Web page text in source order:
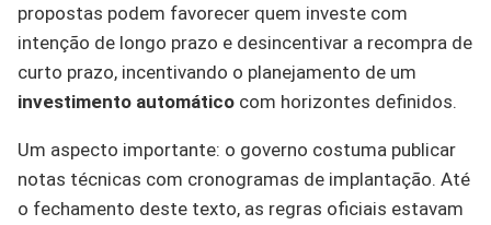
propostas podem favorecer quem investe com
intenção de longo prazo e desincentivar a recompra de
curto prazo, incentivando o planejamento de um
investimento automático com horizontes definidos.
Um aspecto importante: o governo costuma publicar
notas técnicas com cronogramas de implantação. Até
o fechamento deste texto, as regras oficiais estavam